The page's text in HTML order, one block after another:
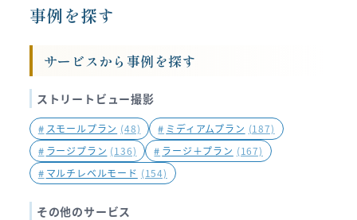
事例を探す
サービスから事例を探す
ストリートビュー撮影
# スモールプラン (48) # ミディアムプラン (187)
# ラージプラン (136) # ラージ＋プラン (167)
# マルチレベルモード (154)
その他のサービス